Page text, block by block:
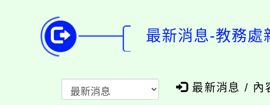
最新消息-教務處
最新消息 / 內